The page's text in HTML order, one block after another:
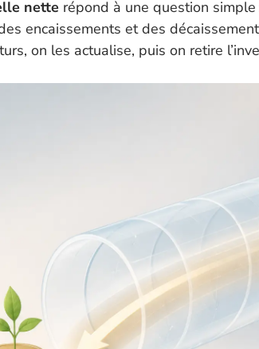
nette répond à une question
encaissements et des
on les actualise, puis on retire